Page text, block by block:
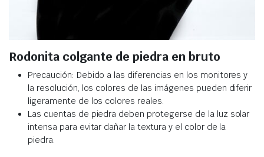
Rodonita colgante de piedra en bruto
Precaución: Debido a las diferencias en los monitores y
la resolución, los colores de las imágenes pueden diferir
ligeramente de los colores reales.
Las cuentas de piedra deben protegerse de la luz solar
intensa para evitar dañar la textura y el color de la
piedra.